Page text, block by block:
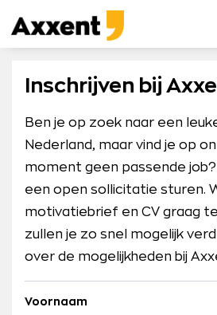
naar
content
Axxent
B.V.
Vacatures
Waarom Axxent
Contact
Mijn Axxent
Inschrijven bij
Ben je op zoek naar een
Nederland, maar vind je op
moment geen passende job?
een open sollicitatie sturen.
motivatiebrief en CV graag
zullen je zo snel mogelijk
over de mogelijkheden bij
Voornaam